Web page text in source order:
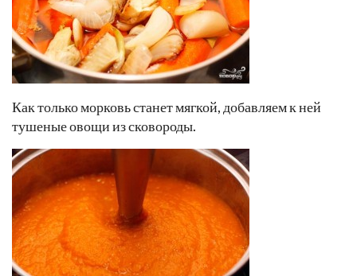
Как только морковь станет мягкой, добавляем к ней
тушеные овощи из сковороды.